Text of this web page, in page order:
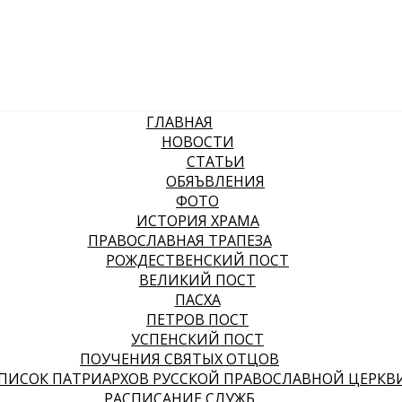
ГЛАВНАЯ
НОВОСТИ
СТАТЬИ
ОБЯЪВЛЕНИЯ
ФОТО
ИСТОРИЯ ХРАМА
ПРАВОСЛАВНАЯ ТРАПЕЗА
РОЖДЕСТВЕНСКИЙ ПОСТ
ВЕЛИКИЙ ПОСТ
ПАСХА
ПЕТРОВ ПОСТ
УСПЕНСКИЙ ПОСТ
ПОУЧЕНИЯ СВЯТЫХ ОТЦОВ
ПАТРИАРХОВ РУССКОЙ ПРАВОСЛАВНОЙ